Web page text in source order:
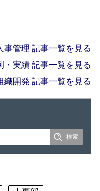
事管理 記事一覧を見る
・実績 記事一覧を見る
織開発 記事一覧を見る